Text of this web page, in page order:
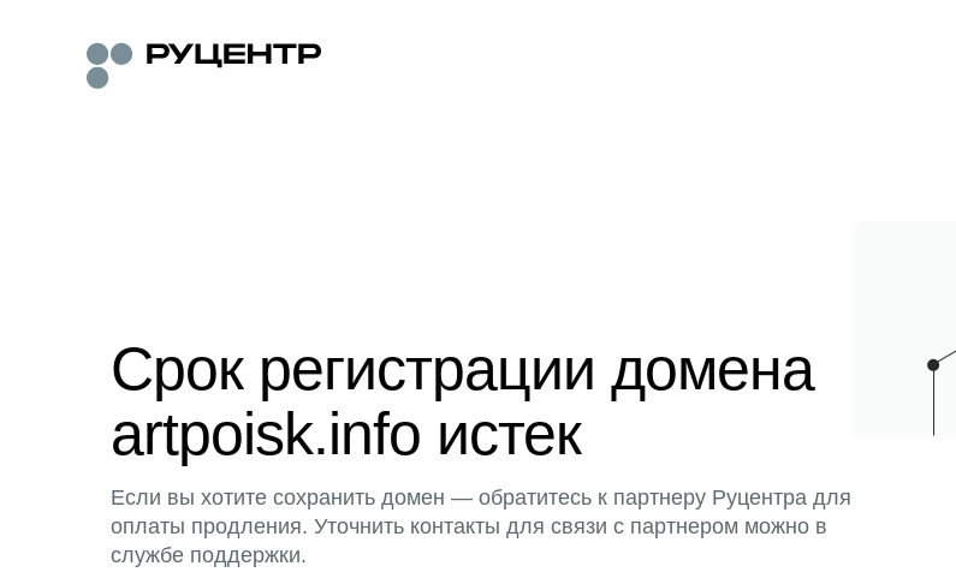
Срок регистрации домена
artpoisk.info истек
Если вы хотите сохранить домен — обратитесь к партнеру Руцентра для
оплаты продления. Уточнить контакты для связи с партнером можно в
службе поддержки.